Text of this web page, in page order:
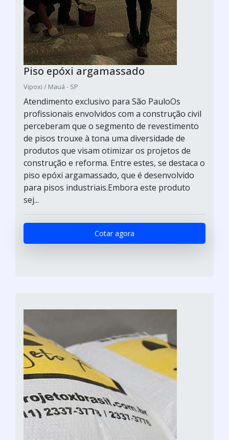
Piso epóxi argamassado
Vipoxi / Mauá - SP
Atendimento exclusivo para São PauloOs
profissionais envolvidos com a construção civil
perceberam que o segmento de revestimento
de pisos trouxe à tona uma diversidade de
produtos que visam otimizar os projetos de
construção e reforma. Entre estes, se destaca o
piso epóxi argamassado, que é desenvolvido
para pisos industriais.Embora este produto
sej...
Cotar agora